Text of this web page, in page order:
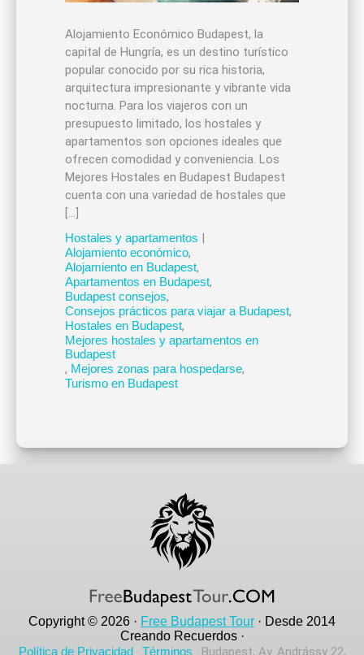
Alojamiento Económico Budapest, la
capital de Hungría, es un destino turístico
popular conocido por su rica historia,
arquitectura impresionante y vibrante vida
nocturna. Para los viajeros con un
presupuesto limitado, los hostales y
apartamentos son opciones ideales que
ofrecen comodidad y conveniencia. Los
Mejores Hostales en Budapest Budapest
cuenta con una variedad de hostales que
[…]
Hostales y apartamentos |
Alojamiento económico,
Alojamiento en Budapest,
Apartamentos en Budapest,
Budapest consejos,
Consejos prácticos para viajar a Budapest,
Hostales en Budapest,
Mejores hostales y apartamentos en
Budapest
, Mejores zonas para hospedarse,
Turismo en Budapest
Copyright © 2026 · Free Budapest Tour · Desde 2014
Creando Recuerdos ·
Política de Privacidad· Términos · Budapest, Av. Andrássy 22,